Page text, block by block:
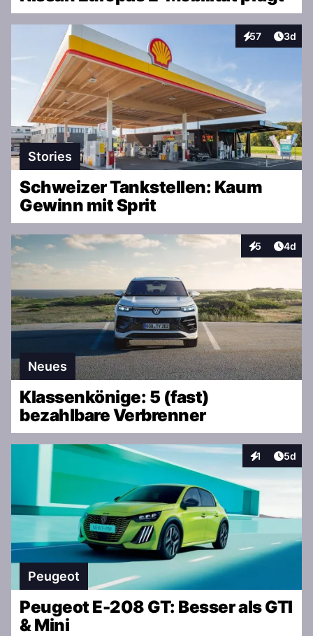
57
Interaktionen
3d
Stories
Schweizer Tankstellen: Kaum
Gewinn mit Sprit
5
Interaktionen
4d
Neues
Klassenkönige: 5 (fast)
bezahlbare Verbrenner
1
Interaktionen
5d
Peugeot
Peugeot E-208 GT: Besser als GTI
& Mini